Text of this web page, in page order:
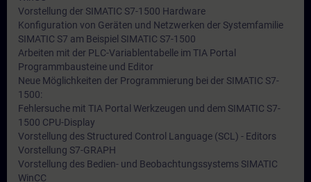
Vorstellung der SIMATIC S7-1500 Hardware
Konfiguration von Geräten und Netzwerken der Systemfamilie
SIMATIC S7 am Beispiel SIMATIC S7-1500
Arbeiten mit der PLC-Variablentabelle im TIA Portal
Programmbausteine und Editor
Neue Möglichkeiten der Programmierung bei der SIMATIC S7-
1500:
Fehlersuche mit TIA Portal Werkzeugen und dem SIMATIC S7-
1500 CPU-Display
Vorstellung des Structured Control Language (SCL) - Editors
Vorstellung S7-GRAPH
Vorstellung des Bedien- und Beobachtungssystems SIMATIC
WinCC